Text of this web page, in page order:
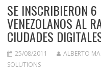
SE INSCRIBIERON
VENEZOLANOS AL
CIUDADES
25/08/2011 ALBERTO
SOLUTIONS